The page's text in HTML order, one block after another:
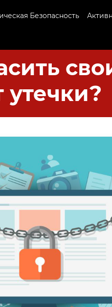
Безопасность
утечки?